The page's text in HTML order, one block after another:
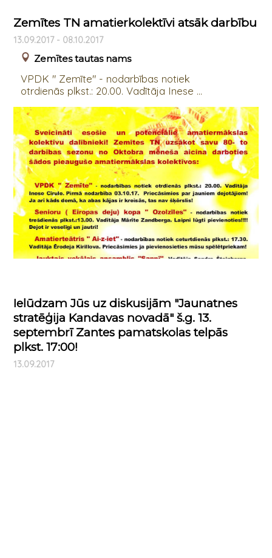
Zemītes TN amatierkolektīvi atsāk darbību
13.09.2017 - 08.10.2017
Zemītes tautas nams
VPDK " Zemīte" - nodarbības notiek
otrdienās plkst.: 20.00. Vadītāja Inese ...
Ielūdzam Jūs uz diskusijām "Jaunatnes
stratēģija Kandavas novadā" š.g. 13.
septembrī Zantes pamatskolas telpās
plkst. 17:00!
13.09.2017